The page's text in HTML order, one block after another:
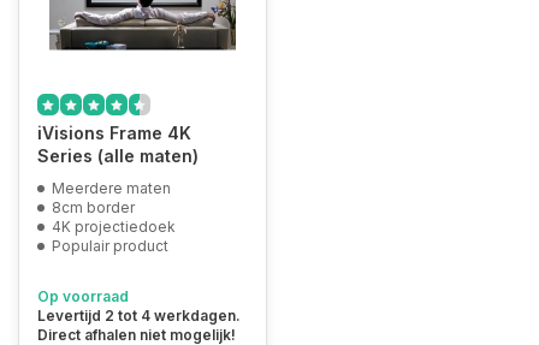
iVisions Frame 4K
Series (alle maten)
Meerdere maten
8cm border
4K projectiedoek
Populair product
Op voorraad
Levertijd 2 tot 4 werkdagen.
Direct afhalen niet mogelijk!